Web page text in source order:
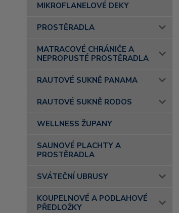
MIKROFLANELOVÉ DEKY
PROSTĚRADLA
MATRACOVÉ CHRÁNIČE A
NEPROPUSTÉ PROSTĚRADLA
RAUTOVÉ SUKNĚ PANAMA
RAUTOVÉ SUKNĚ RODOS
WELLNESS ŽUPANY
SAUNOVÉ PLACHTY A
PROSTĚRADLA
SVÁTEČNÍ UBRUSY
KOUPELNOVÉ A PODLAHOVÉ
PŘEDLOŽKY